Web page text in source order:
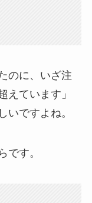
のに、いざ注
えています」
いですよね。
です。